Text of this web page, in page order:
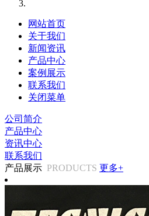
网站首页
关于我们
新闻资讯
产品中心
案例展示
联系我们
关闭菜单
公司简介
产品中心
资讯中心
联系我们
产品展示 PRODUCTS 更多+